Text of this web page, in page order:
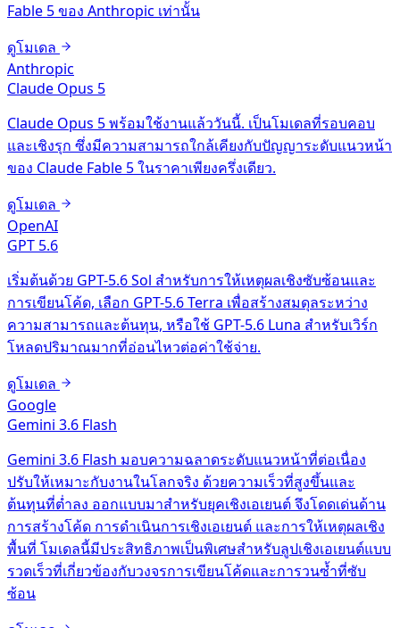
Fable 5 ของ Anthropic เท่านั้น
ดูโมเดล
Anthropic
Claude Opus 5
Claude Opus 5 พร้อมใช้งานแล้ววันนี้. เป็นโมเดลที่รอบคอบ
และเชิงรุก ซึ่งมีความสามารถใกล้เคียงกับปัญญาระดับแนวหน้า
ของ Claude Fable 5 ในราคาเพียงครึ่งเดียว.
ดูโมเดล
OpenAI
GPT 5.6
เริ่มต้นด้วย GPT-5.6 Sol สำหรับการให้เหตุผลเชิงซับซ้อนและ
การเขียนโค้ด, เลือก GPT-5.6 Terra เพื่อสร้างสมดุลระหว่าง
ความสามารถและต้นทุน, หรือใช้ GPT-5.6 Luna สำหรับเวิร์ก
โหลดปริมาณมากที่อ่อนไหวต่อค่าใช้จ่าย.
ดูโมเดล
Google
Gemini 3.6 Flash
Gemini 3.6 Flash มอบความฉลาดระดับแนวหน้าที่ต่อเนื่อง
ปรับให้เหมาะกับงานในโลกจริง ด้วยความเร็วที่สูงขึ้นและ
ต้นทุนที่ต่ำลง ออกแบบมาสำหรับยุคเชิงเอเยนต์ จึงโดดเด่นด้าน
การสร้างโค้ด การดำเนินการเชิงเอเยนต์ และการให้เหตุผลเชิง
พื้นที่ โมเดลนี้มีประสิทธิภาพเป็นพิเศษสำหรับลูปเชิงเอเยนต์แบบ
รวดเร็วที่เกี่ยวข้องกับวงจรการเขียนโค้ดและการวนซ้ำที่ซับ
ซ้อน